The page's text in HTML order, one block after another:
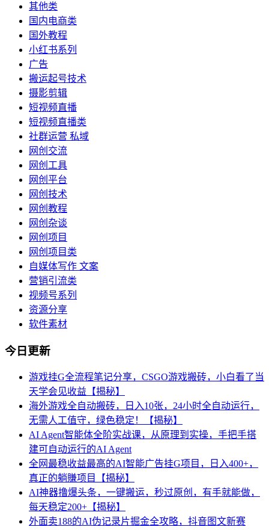
其他类
国内电商类
国外教程
小红书系列
广告
搬运起号技术
摄影剪辑
短视频直播
短视频直播类
社群运营 私域
网创交流
网创工具
网创平台
网创技术
网创教程
网创杂谈
网创项目
网创项目类
自媒体写作 文案
营销引流类
视频号系列
资源分享
软件素材
今日更新
游戏挂G全流程笔记分享，CSGO游戏搬砖，小白看了当
天学会见收益【揭秘】
海外游戏全自动搬砖，日入10张，24小时全自动运行，
无需人工值守，绿色稳定！【揭秘】
AI Agent智能体全阶实战课，从原理到实操，手把手搭
建可自动运行的AI Agent
全网最稳收益最高的AI智能广告挂G项目，日入400+，
真正的躺賺项目【揭秘】
AI神器撸爆头条，一键搬运，秒过原创，有手就能做，
每天稳定200+【揭秘】
外面卖188的AI伪记录片掘金全攻略，抖音图文新赛